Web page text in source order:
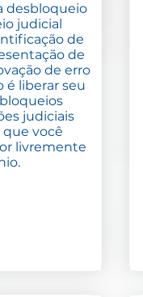
desbloqueio
judicial
de
de
de erro
é liberar seu
judiciais
você
livremente